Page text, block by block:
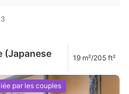
(Japanese
19 m²/205 ft²
par les couples